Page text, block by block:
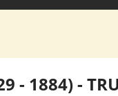
- 1884) -